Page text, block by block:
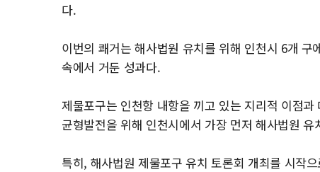
다.
이번의 쾌거는 해사법원 유치를 위해 인천시 6개
속에서 거둔 성과다.
제물포구는 인천항 내항을 끼고 있는 지리적 이점
균형발전을 위해 인천시에서 가장 먼저 해사법원 유
특히, 해사법원 제물포구 유치 토론회 개최를 시작